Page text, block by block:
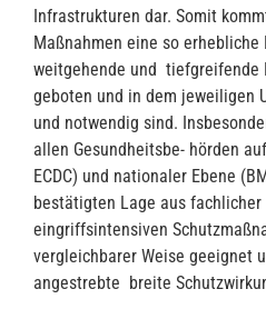
Infrastrukturen dar. Somit
Maßnahmen eine so erhebliche
weitgehende und tiefgreifende
geboten und in dem jeweiligen
und notwendig sind.
allen Gesundheitsbe- hörden
ECDC) und nationaler Ebene
bestätigten Lage aus
eingriffsintensiven
vergleichbarer Weise geeignet
angestrebte breite